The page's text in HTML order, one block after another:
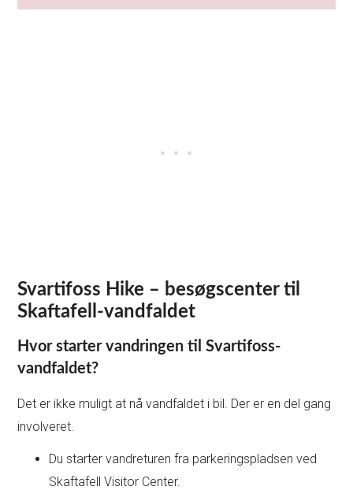
Svartifoss Hike – besøgscenter til
Skaftafell-vandfaldet
Hvor starter vandringen til Svartifoss-
vandfaldet?
Det er ikke muligt at nå vandfaldet i bil. Der er en del gang
involveret.
Du starter vandreturen fra parkeringspladsen ved
Skaftafell Visitor Center.